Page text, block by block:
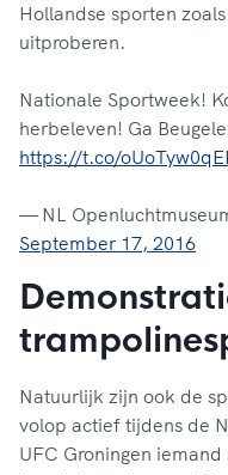
Hollandse sporten
uitproberen.
Nationale Sportweek!
herbeleven! Ga
https://t.co/
— NL
September 17, 2016
Natuurlijk zijn ook de
volop actief tijdens de
UFC Groningen